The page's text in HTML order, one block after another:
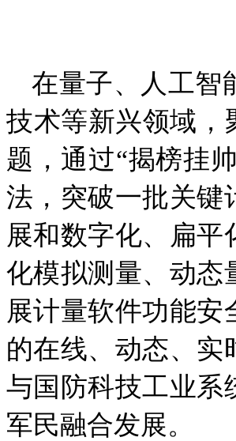
在量子、
人工智
技术等新兴领域
题，通过“揭榜挂帅
法 ，突破一批关
展和数字化、扁
化模拟测量、动态
展计量软件功能
的在线、动态、实
与国防科技工业系
军民融合发展。